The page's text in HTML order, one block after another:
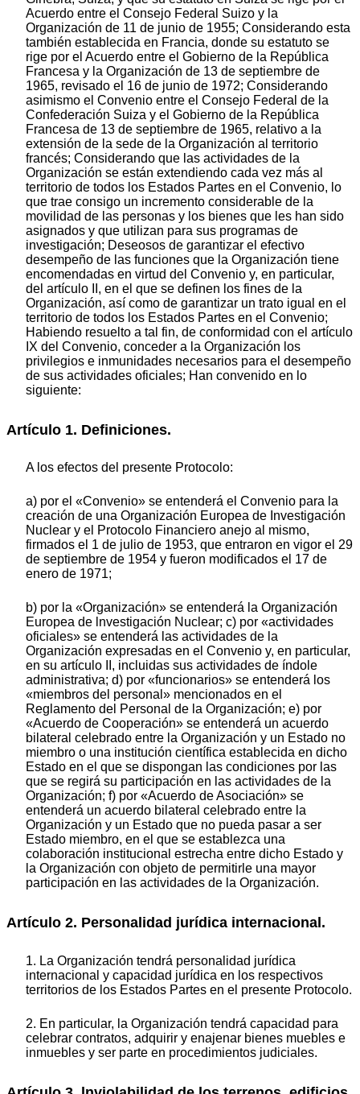
Acuerdo entre el Consejo Federal Suizo y la
Organización de 11 de junio de 1955; Considerando esta
también establecida en Francia, donde su estatuto se
rige por el Acuerdo entre el Gobierno de la República
Francesa y la Organización de 13 de septiembre de
1965, revisado el 16 de junio de 1972; Considerando
asimismo el Convenio entre el Consejo Federal de la
Confederación Suiza y el Gobierno de la República
Francesa de 13 de septiembre de 1965, relativo a la
extensión de la sede de la Organización al territorio
francés; Considerando que las actividades de la
Organización se están extendiendo cada vez más al
territorio de todos los Estados Partes en el Convenio, lo
que trae consigo un incremento considerable de la
movilidad de las personas y los bienes que les han sido
asignados y que utilizan para sus programas de
investigación; Deseosos de garantizar el efectivo
desempeño de las funciones que la Organización tiene
encomendadas en virtud del Convenio y, en particular,
del artículo II, en el que se definen los fines de la
Organización, así como de garantizar un trato igual en el
territorio de todos los Estados Partes en el Convenio;
Habiendo resuelto a tal fin, de conformidad con el artículo
IX del Convenio, conceder a la Organización los
privilegios e inmunidades necesarios para el desempeño
de sus actividades oficiales; Han convenido en lo
siguiente:
Artículo 1. Definiciones.
A los efectos del presente Protocolo:
a) por el «Convenio» se entenderá el Convenio para la
creación de una Organización Europea de Investigación
Nuclear y el Protocolo Financiero anejo al mismo,
firmados el 1 de julio de 1953, que entraron en vigor el 29
de septiembre de 1954 y fueron modificados el 17 de
enero de 1971;
b) por la «Organización» se entenderá la Organización
Europea de lnvestigación Nuclear; c) por «actividades
oficiales» se entenderá las actividades de la
Organización expresadas en el Convenio y, en particular,
en su artículo II, incluidas sus actividades de índole
administrativa; d) por «funcionarios» se entenderá los
«miembros del personal» mencionados en el
Reglamento del Personal de la Organización; e) por
«Acuerdo de Cooperación» se entenderá un acuerdo
bilateral celebrado entre la Organización y un Estado no
miembro o una institución científica establecida en dicho
Estado en el que se dispongan las condiciones por las
que se regirá su participación en las actividades de la
Organización; f) por «Acuerdo de Asociación» se
entenderá un acuerdo bilateral celebrado entre la
Organización y un Estado que no pueda pasar a ser
Estado miembro, en el que se establezca una
colaboración institucional estrecha entre dicho Estado y
la Organización con objeto de permitirle una mayor
participación en las actividades de la Organización.
Artículo 2. Personalidad jurídica internacional.
1. La Organización tendrá personalidad jurídica
internacional y capacidad jurídica en los respectivos
territorios de los Estados Partes en el presente Protocolo.
2. En particular, la Organización tendrá capacidad para
celebrar contratos, adquirir y enajenar bienes muebles e
inmuebles y ser parte en procedimientos judiciales.